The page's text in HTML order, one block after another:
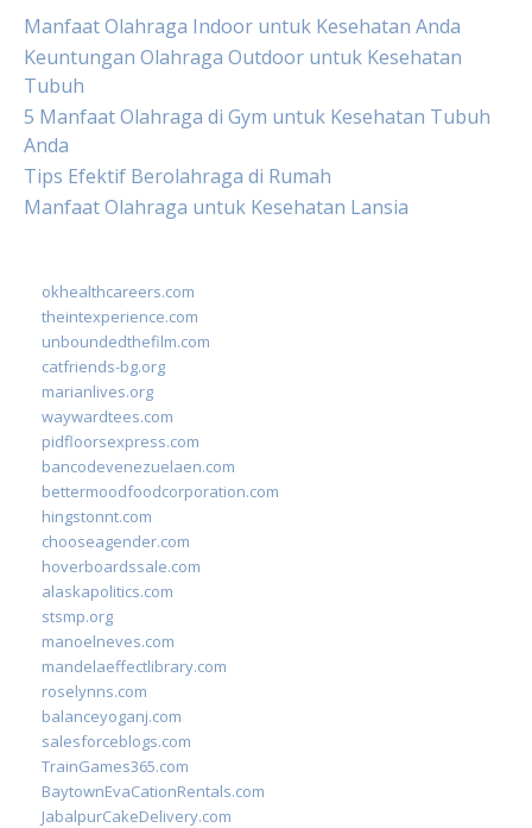
Manfaat Olahraga Indoor untuk Kesehatan Anda
Keuntungan Olahraga Outdoor untuk Kesehatan
Tubuh
5 Manfaat Olahraga di Gym untuk Kesehatan Tubuh
Anda
Tips Efektif Berolahraga di Rumah
Manfaat Olahraga untuk Kesehatan Lansia
okhealthcareers.com
theintexperience.com
unboundedthefilm.com
catfriends-bg.org
marianlives.org
waywardtees.com
pidfloorsexpress.com
bancodevenezuelaen.com
bettermoodfoodcorporation.com
hingstonnt.com
chooseagender.com
hoverboardssale.com
alaskapolitics.com
stsmp.org
manoelneves.com
mandelaeffectlibrary.com
roselynns.com
balanceyoganj.com
salesforceblogs.com
TrainGames365.com
BaytownEvaCationRentals.com
JabalpurCakeDelivery.com